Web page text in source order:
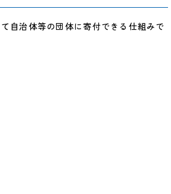
自治体等の団体に寄付できる仕組みで